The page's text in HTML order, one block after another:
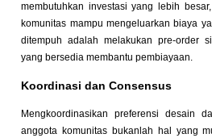
membutuhkan investasi yang lebih
komunitas mampu mengeluarkan biaya
ditempuh adalah melakukan pre-order
yang bersedia membantu pembiayaan.
Koordinasi dan Consensus
Mengkoordinasikan preferensi desain
anggota komunitas bukanlah hal yang